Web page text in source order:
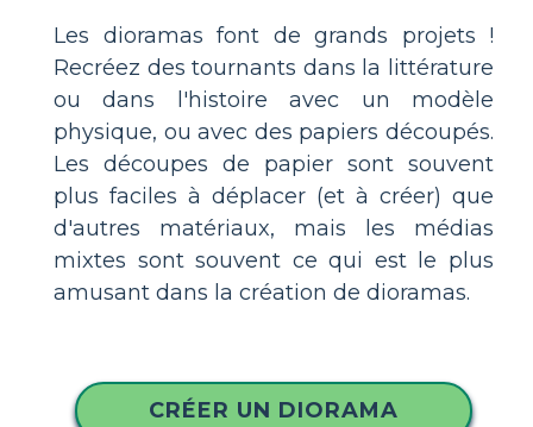
Les dioramas font de grands projets !
Recréez des tournants dans la littérature
ou dans l'histoire avec un modèle
physique, ou avec des papiers découpés.
Les découpes de papier sont souvent
plus faciles à déplacer (et à créer) que
d'autres matériaux, mais les médias
mixtes sont souvent ce qui est le plus
amusant dans la création de dioramas.
CRÉER UN DIORAMA